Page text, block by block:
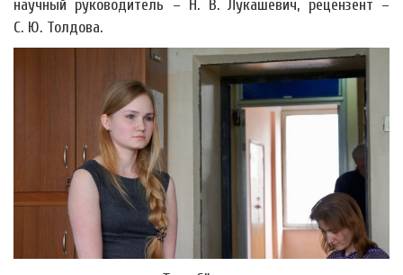
научный руководитель – Н. В. Лукашевич, рецензент –
С. Ю. Толдова.